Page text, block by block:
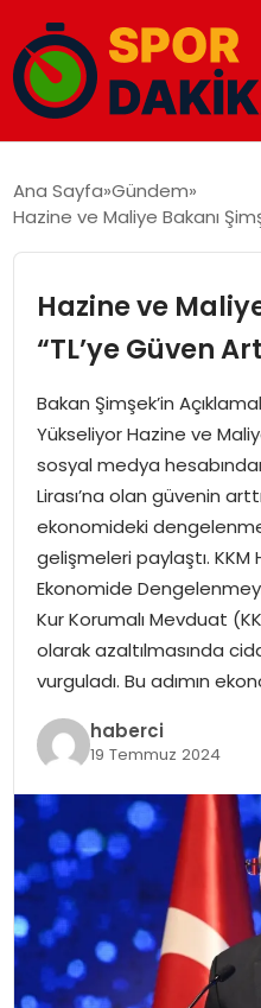
DÜNYA
EĞITIM
EKONOMI
MAGAZIN
SAĞLIK
SIYASET
SPOR
TEKNOLOJI
Ana Sayfa Gündem
Hazine ve Maliye Bakanı
Hazine ve
“TL’ye Güven
Bakan Şimşek’in
Yükseliyor Hazine ve
sosyal medya
Lirası’na olan güvenin
ekonomideki
gelişmeleri paylaştı. KKM
Ekonomide
Kur Korumalı Mevduat
olarak azaltılmasında
vurguladı. Bu adımın
haberci
19 Temmuz 2024